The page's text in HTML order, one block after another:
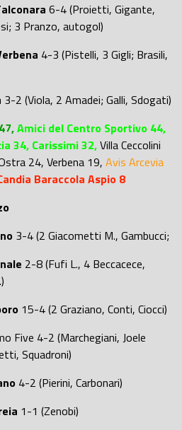
6-4 (Proietti, Gigante,
3 Pranzo, autogol)
4-3 (Pistelli, 3 Gigli; Brasili,
3-2 (Viola, 2 Amadei; Galli, Sdogati)
Amici del Centro Sportivo 44,
34, Carissimi 32,Villa Ceccolini
24, Verbena 19, Avis Arcevia
Baraccola Aspio 8
3-4 (2 Giacometti M., Gambucci;
2-8 (Fufi L., 4 Beccacece,
15-4 (2 Graziano, Conti, Ciocci)
Five 4-2 (Marchegiani, Joele
Squadroni)
4-2 (Pierini, Carbonari)
1-1 (Zenobi)